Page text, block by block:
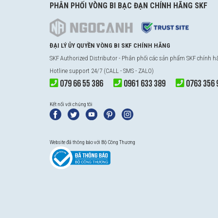
Hotline 24/7:
079 66 55 386
PHÂN PHỐI VÒNG BI BẠC ĐẠN CHÍNH HÃNG SKF
ĐẠI LÝ ỦY QUYỀN VÒNG BI SKF CHÍNH HÃNG
SKF Authorized Distributor - Phân phối các sản phẩm SKF chính
Hotline support 24/7 (CALL - SMS - ZALO)
079 66 55 386 0961 633 389 0763 356
Kết nối với chúng tôi
Website đã thông báo với Bộ Công Thương